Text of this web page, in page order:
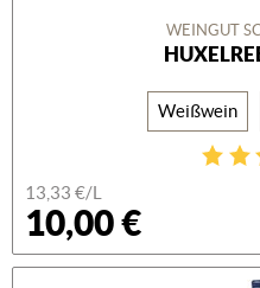
WEINGUT
Weißwein
13,33 €/L
10,00 €